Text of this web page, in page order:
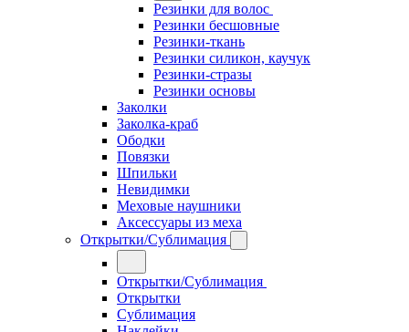
Резинки для волос
Резинки бесшовные
Резинки-ткань
Резинки силикон, каучук
Резинки-стразы
Резинки основы
Заколки
Заколка-краб
Ободки
Повязки
Шпильки
Невидимки
Меховые наушники
Аксессуары из меха
Открытки/Сублимация
Открытки/Сублимация
Открытки
Сублимация